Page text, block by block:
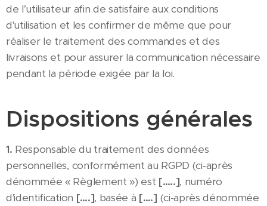
de l’utilisateur afin de satisfaire aux conditions
d'utilisation et les confirmer de même que pour
réaliser le traitement des commandes et des
livraisons et pour assurer la communication nécessaire
pendant la période exigée par la loi.
Dispositions générales
1. Responsable du traitement des données
personnelles, conformément au RGPD (ci-après
dénommée « Règlement ») est […..], numéro
d'identification [….], basée à [….] (ci-après dénommée